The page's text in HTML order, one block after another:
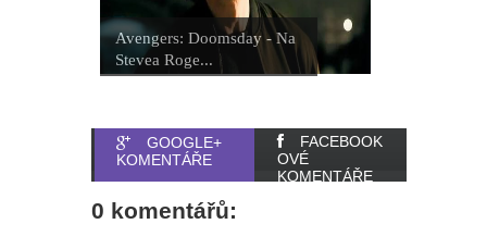
Avengers: Doomsday - Na
Stevea Roge...
GOOGLE+
KOMENTÁŘE
FACEBOOK
OVÉ
KOMENTÁŘE
0 komentářů: